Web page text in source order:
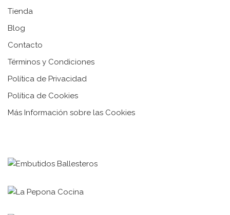
Tienda
Blog
Contacto
Términos y Condiciones
Política de Privacidad
Política de Cookies
Más Información sobre las Cookies